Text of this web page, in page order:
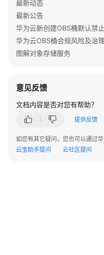
用
户
指
南
限
置
工
最新动态
最新公告
华为云OBS桶合规风险及治
图解对象存储服务
意见反馈
文档内容是否对您有帮助？
提供反馈
如您有其它疑问，您也可以通过
云宝助手提问
云社区提问